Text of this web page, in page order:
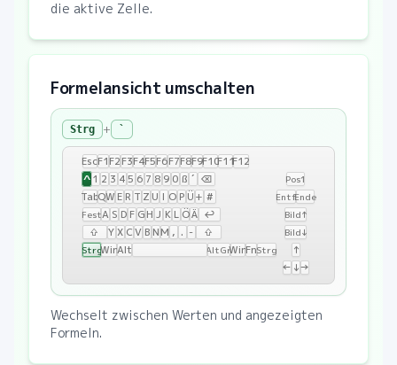
die aktive Zelle.
Formelansicht umschalten
Strg + `
EscF1F2F3F4F5F6F7F8F9F10F11F12
^ 1 2 3 4 5 6 7 8 9 0 ß ´ ⌫
TabQWE R T Z U I OP Ü+ #
FestA S D F GH J K L ÖÄ ↩
⇧
Y X CVBNM , . - ⇧
StrgWinAlt AltGrWinFnStrg
Pos1
EntfEnde
Bild↑
Bild↓
↑
← ↓→
Wechselt zwischen Werten und angezeigten
Formeln.